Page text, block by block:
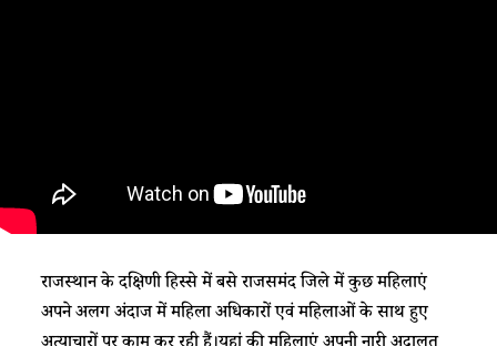
राजस्थान के दक्षिणी हिस्से में बसे राजसमंद जिले में कुछ महिलाएं
अपने अलग अंदाज में महिला अधिकारों एवं महिलाओं के साथ हुए